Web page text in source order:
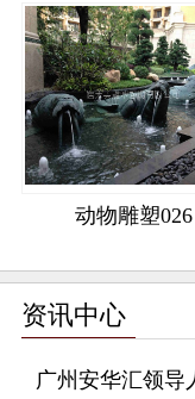
动物雕塑026
资讯中心
广州安华汇领导